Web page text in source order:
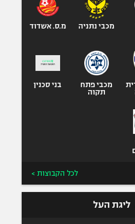
אופניים
ספורט מוטורי
פוטבול אמריקאי NFL
בייסבול MLB
ספורט אתגרי
ואקסטרים
מכבי נתניה מ.ס. אשדוד
מכבי פתח
תקוה
בני סכנין
לכל הקבוצות >
ליגת העל